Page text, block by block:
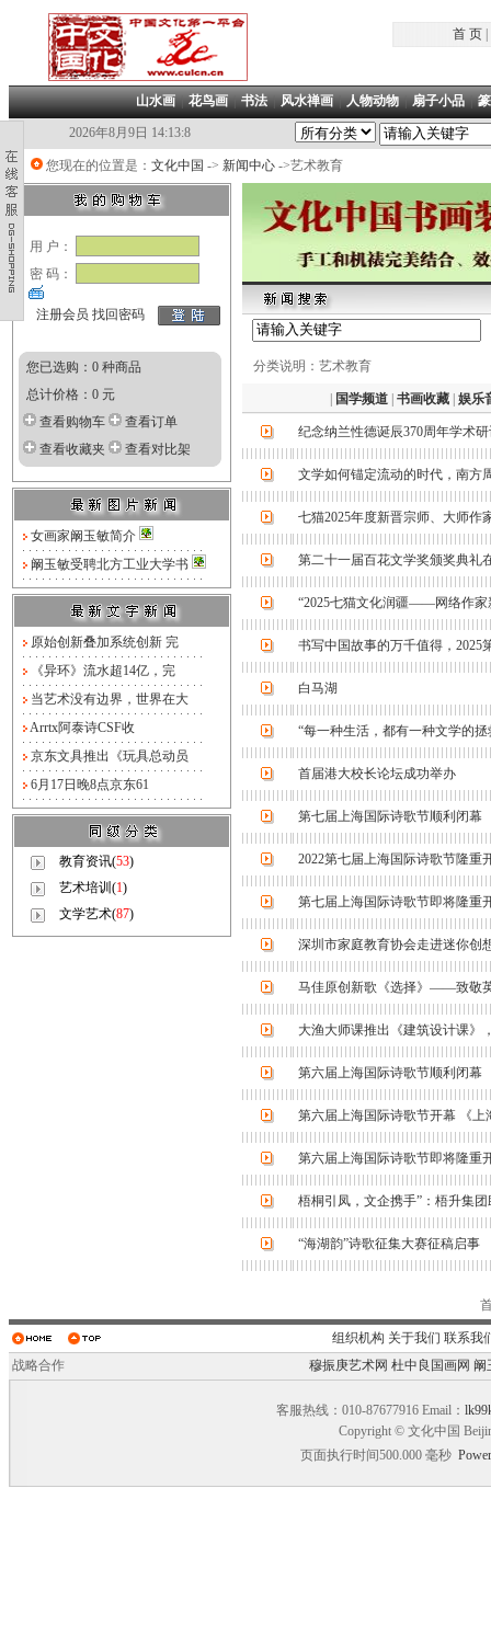
首 页|
山水画|花鸟画|书法|风水禅画|人物动物|扇子小品|
2026年8月9日 14:13:8
您现在的位置是： 文化中国 -> 新闻中心 ->艺术教育
用 户：
密 码：
注册会员 找回密码
您已选购：0 种商品
总计价格：0 元
查看购物车
查看订单
查看收藏夹
查看对比架
女画家阚玉敏简介
阚玉敏受聘北方工业大学书
原始创新叠加系统创新 完
《异环》流水超14亿，完
当艺术没有边界，世界在大
Arrtx阿泰诗CSF收
京东文具推出《玩具总动员
6月17日晚8点京东61
教育资讯(53)
艺术培训(1)
文学艺术(87)
分类说明：艺术教育
国学频道 书画收藏 娱乐
纪念纳兰性德诞辰370周年学术
文学如何锚定流动的时代，南方
七猫2025年度新晋宗师、大师作
第二十一届百花文学奖颁奖典礼
“2025七猫文化润疆——网络作家
书写中国故事的万千值得，2025
白马湖
“每一种生活，都有一种文学的拯
首届港大校长论坛成功举办
第七届上海国际诗歌节顺利闭幕
2022第七届上海国际诗歌节隆重
第七届上海国际诗歌节即将隆重
深圳市家庭教育协会走进迷你创
马佳原创新歌《选择》——致敬
大渔大师课推出《建筑设计课》
第六届上海国际诗歌节顺利闭幕
第六届上海国际诗歌节开幕 《
第六届上海国际诗歌节即将隆重
梧桐引凤，文企携手”：梧升集
“海湖韵”诗歌征集大赛征稿启事
组织机构 关于我们 联系我
战略合作
穆振庚艺术网 杜中良国画网 阚
客服热线：010-87677916 Email：
Copyright © 文化中国
页面执行时间500.000 毫秒